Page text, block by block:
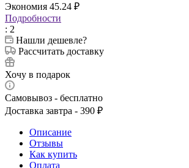
Экономия 45.24 ₽
Подробности
: 2
Нашли дешевле?
Рассчитать доставку
Хочу в подарок
Самовывоз - бесплатно
Доставка завтра - 390 ₽
Описание
Отзывы
Как купить
Оплата